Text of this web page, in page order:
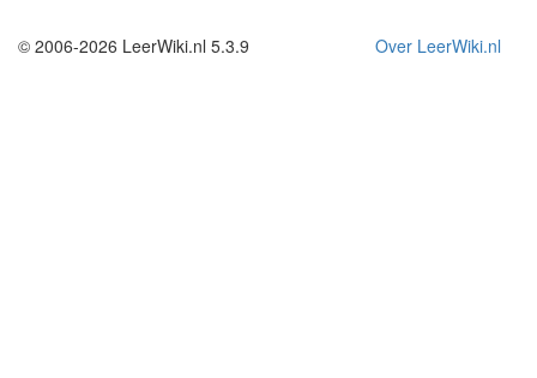
Over LeerWiki.nl
© 2006-2026 LeerWiki.nl 5.3.9